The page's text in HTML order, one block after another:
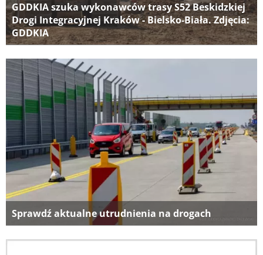
GDDKIA szuka wykonawców trasy S52 Beskidzkiej
Drogi Integracyjnej Kraków - Bielsko-Biała. Zdjęcia:
GDDKIA
Sprawdź aktualne utrudnienia na drogach